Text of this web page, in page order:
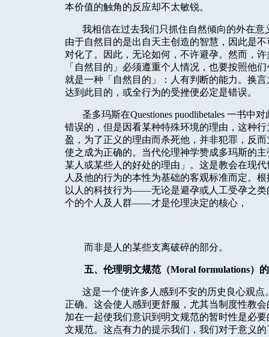
本价值的触角的反应却不太敏锐。
我相信在过去我们只抓住自然倾向的外在
由于自然目的是出自天主创造的智慧，因此是
对化了。因此，无论如何，不许避孕。然而，
「自然目的」必须遵重个人情况，也要按照他
就是一种「自然目的」：人有判断的能力。换
达到此目的，或全行为的受挫便必定是错误。
圣多玛斯在Questiones puodlibetales 一书中对
错误的，但是因看某种特殊环境的理由，这种
盈，为了正义的理由而杀死他，并非犯罪，反
使之成为正确的。当代伦理神学赞成多玛斯的
某人或某些人的好处的理由」。这是教会在现
人及他的行为的本性为基础的客观标准而定。
以人的科技行为——无论是避孕或人工受孕之
个的个人及人群——才是伦理决定的核心，
而非是人的某些支离破碎的部分。
五、伦理明文规范（Moral formulations）
这是一个使许多人感到不安的历史良心观
正确。这会使人感到更舒服，尤其当制度性教
加在一起使我们意识到明文规范的暂时性是必
文规范。这点有力的提示我们，我们对于意义